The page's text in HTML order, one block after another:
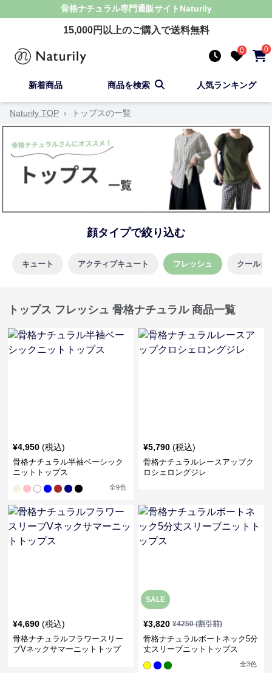
骨格ナチュラル専門通販サイト Naturily
15,000円以上のご購入で送料無料
0 0
新着商品 商品を検索 人気ランキング
Naturily TOP › トップスの一覧
顔タイプで絞り込む
キュート アクティブキュート フレッシュ クールカ
トップス フレッシュ 骨格ナチュラル 商品一覧
¥4,950 (税込)
骨格ナチュラル半袖ベーシック
ニットトップス
全9色
¥5,790 (税込)
骨格ナチュラルレースアップク
ロシェロングジレ
¥4,690 (税込)
骨格ナチュラルフラワースリー
ブVネックサマーニットトップ
SALE
¥3,820 ¥4250(割引前)
骨格ナチュラルボートネック5分
丈スリーブニットトップス
全3色